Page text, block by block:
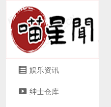
娱乐资讯
绅士仓库